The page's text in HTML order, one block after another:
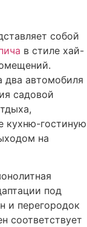
собой
в стиле хай-
два автомобиля
садовой
кухню-гостиную
на
под
и перегородок
соответствует